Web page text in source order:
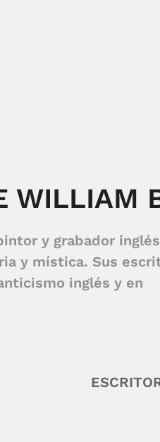
WILLIAM
y grabador
y mística. Sus
inglés y en